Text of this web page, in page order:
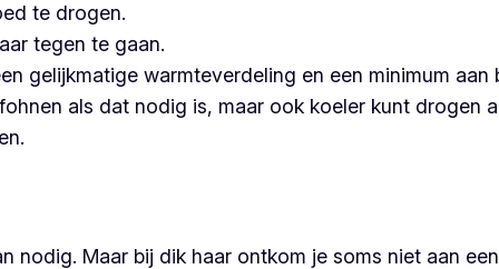
te drogen.
tegen te gaan.
gelijkmatige warmteverdeling en een minimum
als dat nodig is, maar ook koeler kunt drogen
nodig. Maar bij dik haar ontkom je soms niet aan